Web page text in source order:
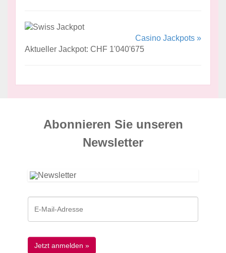
Casino Jackpots »
Aktueller Jackpot: CHF 1'040'675
Abonnieren Sie unseren
News­letter